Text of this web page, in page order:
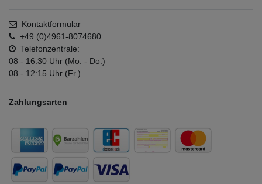
Kontaktformular
+49 (0)4961-8074680
Telefonzentrale:
08 - 16:30 Uhr (Mo. - Do.)
08 - 12:15 Uhr (Fr.)
Zahlungsarten